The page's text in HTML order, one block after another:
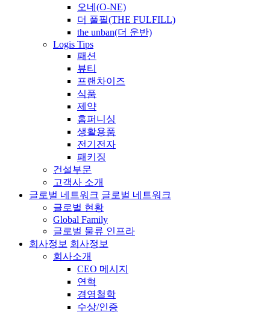
오네(O-NE)
더 풀필(THE FULFILL)
the unban(더 운반)
Logis Tips
패션
뷰티
프랜차이즈
식품
제약
홈퍼니싱
생활용품
전기전자
패키징
건설부문
고객사 소개
글로벌 네트워크 글로벌 네트워크
글로벌 현황
Global Family
글로벌 물류 인프라
회사정보 회사정보
회사소개
CEO 메시지
연혁
경영철학
수상/인증